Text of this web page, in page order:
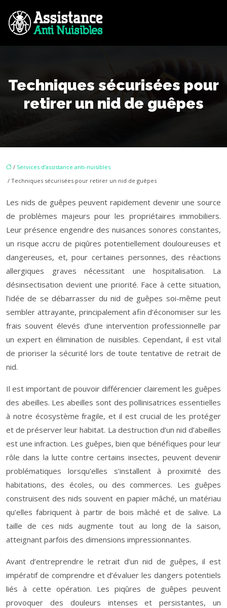
Techniques sécurisées pour
retirer un nid de guêpes
/ Services d’assistance anti-nuisibles
/ Techniques sécurisées pour retirer un nid de guêpes
Les nids de guêpes peuvent rapidement devenir une source
de problèmes majeurs pour les propriétaires immobiliers.
Leur présence engendre des nuisances sonores constantes,
un risque accru de piqûres potentiellement douloureuses et
dangereuses, et, pour certaines personnes, des réactions
allergiques graves nécessitant une hospitalisation. La
désinsectisation devient une priorité. Face à cette situation,
l’idée de se débarrasser du nid de guêpes soi-même peut
sembler attrayante, principalement afin d’économiser sur les
frais souvent élevés d’une intervention professionnelle par
un expert en élimination de nuisibles. Cependant, il est vital
de prioriser la sécurité lors de toute tentative de retrait de
nid.
Il est important de pouvoir différencier clairement les guêpes
des abeilles. Les abeilles sont des pollinisatrices essentielles
à notre écosystème fragile, et il est crucial de les protéger
et de préserver leur habitat. La destruction d’un nid d’abeilles
est une infraction. Les guêpes, bien que bénéfiques pour leur
rôle dans la lutte contre certains insectes, peuvent devenir
problématiques lorsqu’elles s’installent à proximité des
habitations, des écoles, ou des commerces. Les guêpes
construisent des nids souvent en papier mâché, un matériau
qu’elles fabriquent à partir de bois mâché et de salive. La
taille de ces nids augmente tout au long de la saison,
atteignant parfois des dimensions impressionnantes.
Avant d’entreprendre le retrait d’un nid de guêpes, il est
impératif de comprendre et d’évaluer les dangers potentiels
liés à cette opération. Les piqûres de guêpes peuvent
provoquer des douleurs intenses et persistantes, un